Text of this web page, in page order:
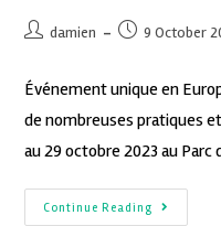
damien 9 October
Événement unique en
de nombreuses pratiques
au 29 octobre 2023 au
Continue Reading